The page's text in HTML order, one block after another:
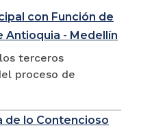
con Función de
Antioquia - Medellín
terceros
proceso de
de lo Contencioso